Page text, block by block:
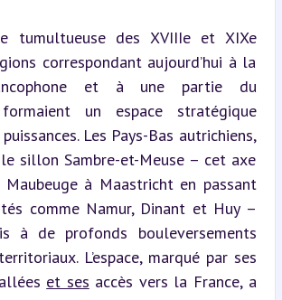
tumultueuse des XVIIIe et XIXe
correspondant aujourd’hui à la
et à une partie du
formaient un espace stratégique
Les Pays-Bas autrichiens,
sillon Sambre-et-Meuse – cet axe
à Maastricht en passant
comme Namur, Dinant et Huy –
à de profonds bouleversements
L’espace, marqué par ses
et ses accès vers la France, a